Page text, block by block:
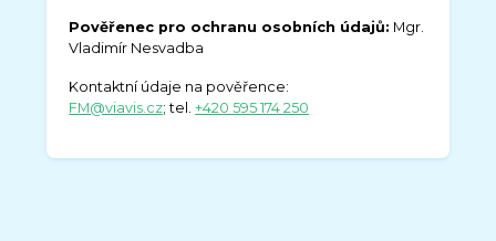
Pověřenec pro ochranu osobních údajů: Mgr.
Vladimír Nesvadba
Kontaktní údaje na pověřence:
FM@viavis.cz; tel.+420 595 174 250